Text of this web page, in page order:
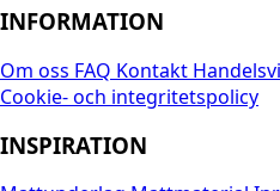
INFORMATION
Om oss FAQ Kontakt
Cookie- och integritetspolicy
INSPIRATION